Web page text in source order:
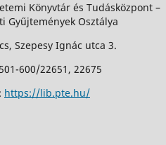
Könyvtár és Tudásközpont –
Gyűjtemények Osztálya
Szepesy Ignác utca 3.
600/22651, 22675
https://lib.pte.hu/